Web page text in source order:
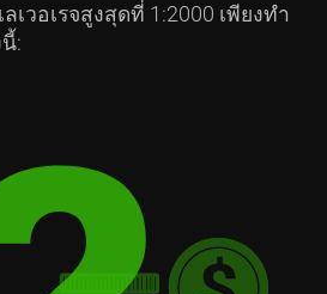
เวอเรจสูงสุดที่ 1:2000 เพียงทำ
: